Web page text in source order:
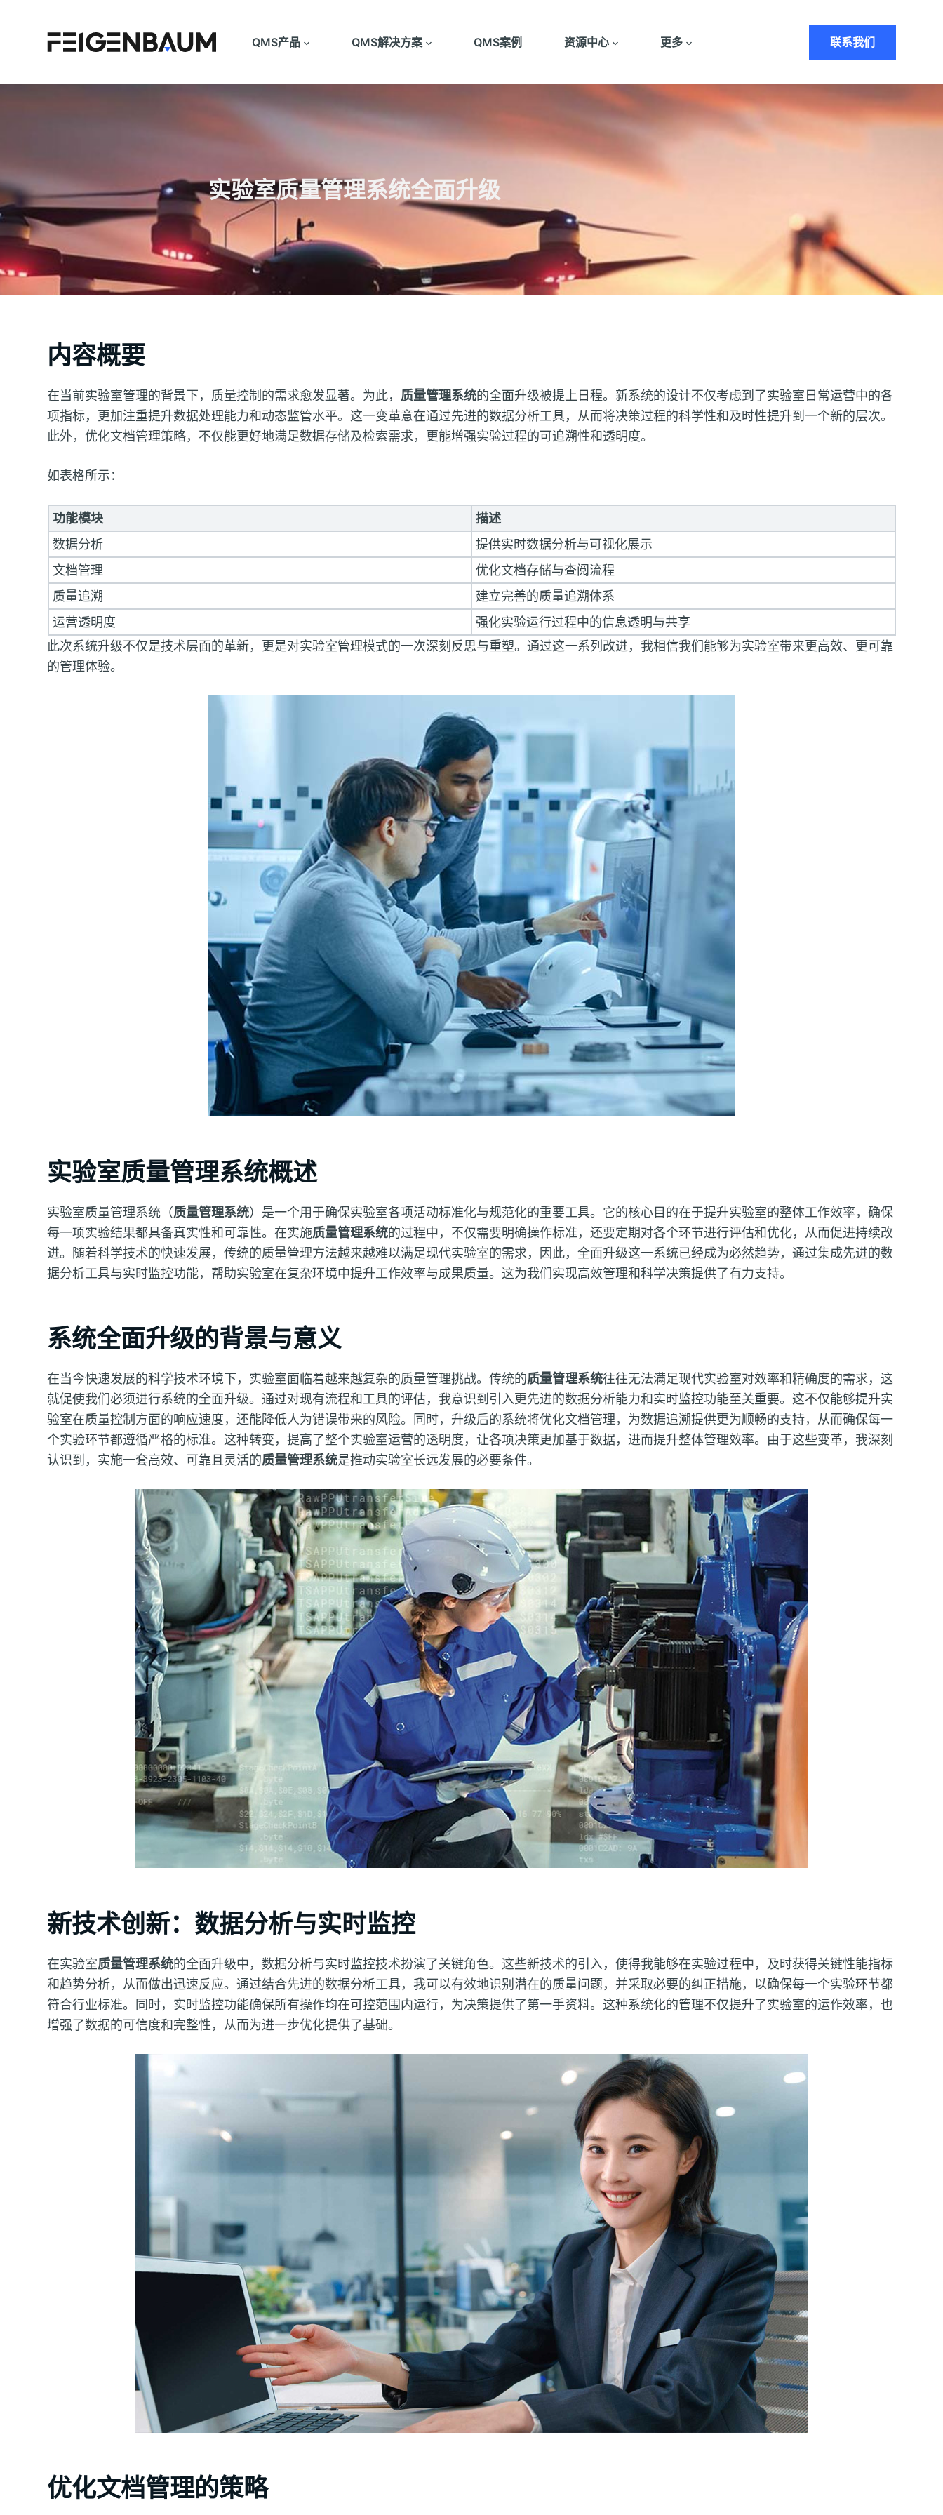
QMS产品 QMS解决方案 QMS案例 资源中心 更多 联系我们
实验室质量管理系统全面升级
内容概要
在当前实验室管理的背景下，质量控制的需求愈发显著。为此， 质量管理系统的全面升级被提上日程。新系统的设计不仅考虑到了实验室日常运营中的各
项指标，更加注重提升数据处理能力和动态监管水平。这一变革意在通过先进的数据分析工具，从而将决策过程的科学性和及时性提升到一个新的层次。
此外，优化文档管理策略，不仅能更好地满足数据存储及检索需求，更能增强实验过程的可追溯性和透明度。
如表格所示：
功能模块
描述
数据分析
提供实时数据分析与可视化展示
文档管理
优化文档存储与查阅流程
质量追溯
建立完善的质量追溯体系
运营透明度
强化实验运行过程中的信息透明与共享
此次系统升级不仅是技术层面的革新，更是对实验室管理模式的一次深刻反思与重塑。通过这一系列改进，我相信我们能够为实验室带来更高效、更可靠
的管理体验。
实验室质量管理系统概述
实验室质量管理系统（质量管理系统）是一个用于确保实验室各项活动标准化与规范化的重要工具。它的核心目的在于提升实验室的整体工作效率，确保
每一项实验结果都具备真实性和可靠性。在实施质量管理系统的过程中，不仅需要明确操作标准，还要定期对各个环节进行评估和优化，从而促进持续改
进。随着科学技术的快速发展，传统的质量管理方法越来越难以满足现代实验室的需求，因此，全面升级这一系统已经成为必然趋势，通过集成先进的数
据分析工具与实时监控功能，帮助实验室在复杂环境中提升工作效率与成果质量。这为我们实现高效管理和科学决策提供了有力支持。
系统全面升级的背景与意义
在当今快速发展的科学技术环境下，实验室面临着越来越复杂的质量管理挑战。传统的质量管理系统往往无法满足现代实验室对效率和精确度的需求，这
就促使我们必须进行系统的全面升级。通过对现有流程和工具的评估，我意识到引入更先进的数据分析能力和实时监控功能至关重要。这不仅能够提升实
验室在质量控制方面的响应速度，还能降低人为错误带来的风险。同时，升级后的系统将优化文档管理，为数据追溯提供更为顺畅的支持，从而确保每一
个实验环节都遵循严格的标准。这种转变，提高了整个实验室运营的透明度，让各项决策更加基于数据，进而提升整体管理效率。由于这些变革，我深刻
认识到，实施一套高效、可靠且灵活的质量管理系统是推动实验室长远发展的必要条件。
新技术创新：数据分析与实时监控
在实验室质量管理系统的全面升级中，数据分析与实时监控技术扮演了关键角色。这些新技术的引入，使得我能够在实验过程中，及时获得关键性能指标
和趋势分析，从而做出迅速反应。通过结合先进的数据分析工具，我可以有效地识别潜在的质量问题，并采取必要的纠正措施，以确保每一个实验环节都
符合行业标准。同时，实时监控功能确保所有操作均在可控范围内运行，为决策提供了第一手资料。这种系统化的管理不仅提升了实验室的运作效率，也
增强了数据的可信度和完整性，从而为进一步优化提供了基础。
优化文档管理的策略